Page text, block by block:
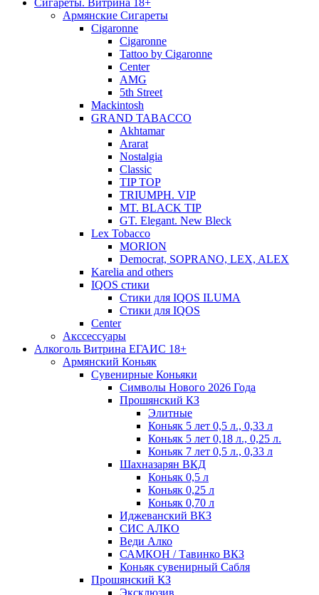
Сигареты. Витрина 18+
Армянские Сигареты
Cigaronne
Cigaronne
Tattoo by Cigaronne
Center
AMG
5th Street
Mackintosh
GRAND TABACCO
Akhtamar
Ararat
Nostalgia
Classic
TIP TOP
TRIUMPH. VIP
MT. BLACK TIP
GT. Elegant. New Bleck
Lex Tobacco
MORION
Democrat, SOPRANO, LEX, ALEX
Karelia and others
IQOS стики
Стики для IQOS ILUMA
Стики для IQOS
Сenter
Акссессуары
Алкоголь Витрина ЕГАИС 18+
Армянский Коньяк
Сувенирные Коньяки
Символы Нового 2026 Года
Прошянский КЗ
Элитные
Коньяк 5 лет 0,5 л., 0,33 л
Коньяк 5 лет 0,18 л., 0,25 л.
Коньяк 7 лет 0,5 л., 0,33 л
Шахназарян ВКД
Коньяк 0,5 л
Коньяк 0,25 л
Коньяк 0,70 л
Иджеванский ВКЗ
СИС АЛКО
Веди Алко
САМКОН / Тавинко ВКЗ
Коньяк сувенирный Сабля
Прошянский КЗ
Эксклюзив